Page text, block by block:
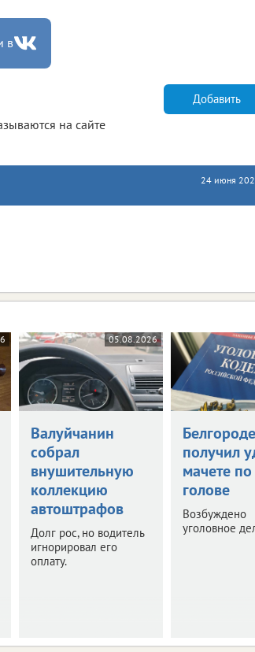
в
на сайте
Добавить
24 июня
05.08.2026
Валуйчанин
собрал
внушительную
коллекцию
автоштрафов
Долг рос, но водитель
игнорировал его
оплату.
получил
мачете по
голове
Возбуждено
уголовное